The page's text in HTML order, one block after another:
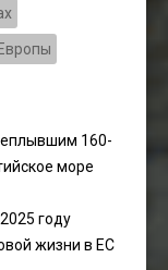
160-
море
году
жизни в ЕС